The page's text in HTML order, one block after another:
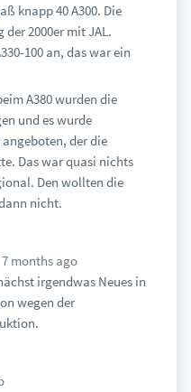
knapp 40 A300. Die
2000er mit JAL.
100 an, das war ein
A380 wurden die
und es wurde
angeboten, der die
Das war quasi nichts
Den wollten die
nicht.
7 months ago
irgendwas Neues in
wegen der